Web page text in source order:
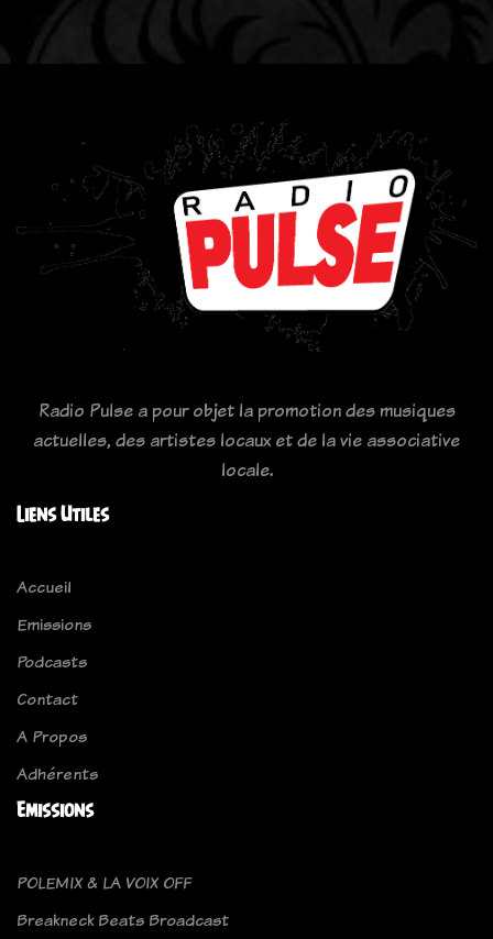
Radio Pulse a pour objet la promotion des musiques
actuelles, des artistes locaux et de la vie associative
locale.
Liens Utiles
Accueil
Emissions
Podcasts
Contact
A Propos
Adhérents
Emissions
POLEMIX & LA VOIX OFF
Breakneck Beats Broadcast